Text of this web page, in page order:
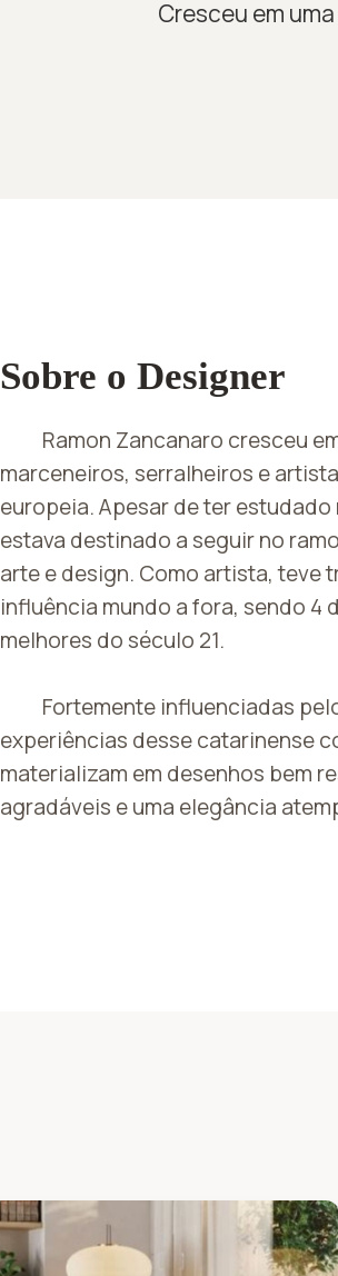
Cresceu em
Sobre o Designer
Ramon Zancanaro cresceu
marceneiros, serralheiros e
europeia. Apesar de ter
estava destinado a seguir no
arte e design. Como artista, teve
influência mundo a fora, sendo 4
melhores do século 21.
Fortemente influenciadas
experiências desse catarinense
materializam em desenhos bem
agradáveis e uma elegância